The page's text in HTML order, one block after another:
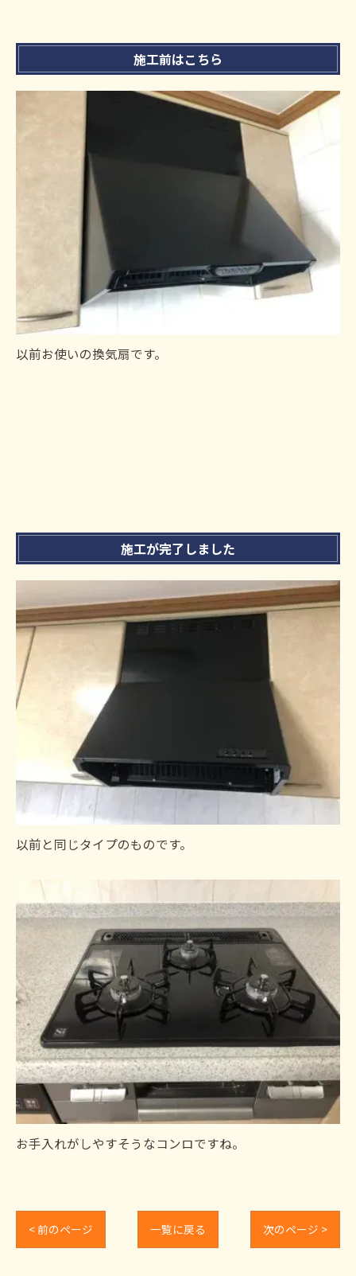
施工前はこちら
以前お使いの換気扇です。
施工が完了しました
以前と同じタイプのものです。
お手入れがしやすそうなコンロですね。
< 前のページ 一覧に戻る 次のページ >